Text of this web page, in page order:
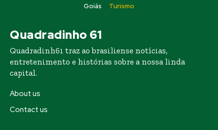
Goiás
Turismo
Quadradinho 61
Quadradinh61 traz ao brasiliense notícias,
entretenimento e histórias sobre a nossa linda
capital.
About us
Contact us